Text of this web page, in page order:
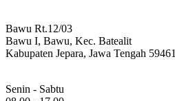
Bawu Rt.12/03
Bawu I, Bawu, Kec. Batealit
Kabupaten Jepara, Jawa Tengah 59461
Senin - Sabtu